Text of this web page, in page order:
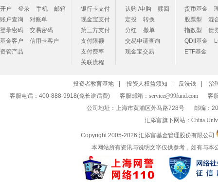
开户
登录 手机
邮箱
账户查询
对账单
登录密码
交易密码
基金客户
信用卡客户
资管产品
银行卡支付
现金宝支付
第三方支付
支付限额
支付费率
关联流程
认购 /申购
赎回
定投
转换
分红
撤单
交易申请查询
现金宝交易
货币基金
股票型
混
指数型
债
QDII基金
ETF基金
投资者教育基地 投资人权益须知 反洗钱
治
客服电话：400-888-9918(免长途话费)
客服邮箱： service@99fund.com
客
公司地址：上海市黄浦区外马路728号
邮编：
汇添富旗下网站： China
Copyright 2005-2026 汇添富基金管理股份有限公司
本网站所有资讯与说明文字仅供参考，如有与本